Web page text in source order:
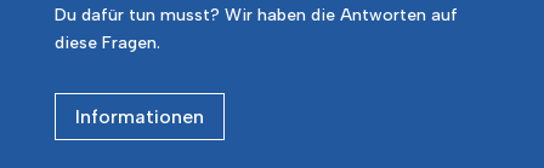
Du dafür tun musst? Wir haben die Antworten auf
diese Fragen.
Informationen